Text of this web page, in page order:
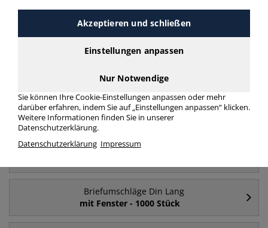
mehr Infos zur Kategorie
Häufig gesucht
Briefumschläge Din Lang
mit Fenster
Briefumschläge Din Lang
Briefumschläge Din Lang
mit Fenster - 1000 Stück
Akzeptieren und schließen
Einstellungen anpassen
Nur Notwendige
Sie können Ihre Cookie-Einstellungen anpassen oder mehr
darüber erfahren, indem Sie auf „Einstellungen anpassen“ klicken.
Weitere Informationen finden Sie in unserer
Datenschutzerklärung.
Datenschutzerklärung Impressum